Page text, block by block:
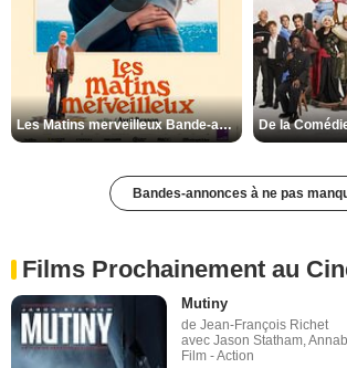
Les Matins merveilleux Bande-annonce VF
Bandes-annonces à ne pas
Films Prochainement au
Mutiny
de Jean-François Richet
avec Jason Statham,
Film - Action